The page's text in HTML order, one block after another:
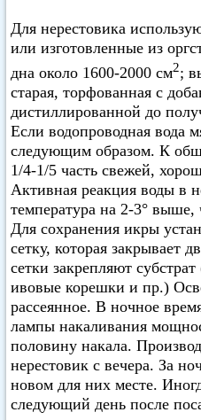
Для нерестовика
или изготовленные из
дна около 1600-2000 см2;
старая, торфованная с
дистиллированной до
Если водопроводная вода
следующим образом. К
1/4-1/5 часть свежей,
Активная реакция воды в
температура на 2-3°
Для сохранения икры
сетку, которая закрывает
сетки закрепляют
ивовые корешки и пр.)
рассеянное. В ночное
лампы накаливания
половину накала.
нерестовик с вечера. За
новом для них месте.
следующий день после